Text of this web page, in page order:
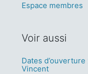
Espace membres
Voir aussi
Dates
Vincent